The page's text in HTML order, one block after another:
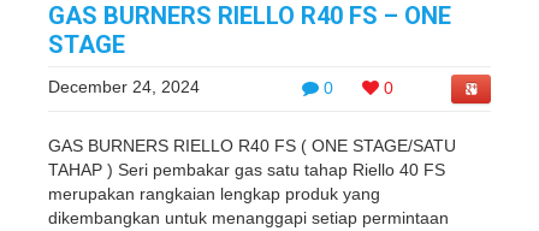
GAS BURNERS RIELLO R40 FS – ONE
STAGE
0 0
December 24, 2024
GAS BURNERS RIELLO R40 FS ( ONE STAGE/SATU
TAHAP ) Seri pembakar gas satu tahap Riello 40 FS
merupakan rangkaian lengkap produk yang
dikembangkan untuk menanggapi setiap permintaan